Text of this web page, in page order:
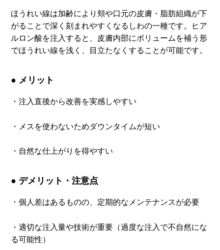
ほうれい線は加齢により頬や口元の皮膚・脂肪組織が下
がることで深く刻まれやすくなるしわの一種です。ヒア
ルロン酸を注入すると、皮膚内部にボリュームを補う形
でほうれい線を浅く、目立たなくすることが可能です。
● メリット
・注入直後から改善を実感しやすい
・メスを使わないためダウンタイムが短い
・自然な仕上がりを得やすい
● デメリット・注意点
・個人差はあるものの、定期的なメンテナンスが必要
・適切な注入量や技術が重要（過度な注入で不自然にな
る可能性）